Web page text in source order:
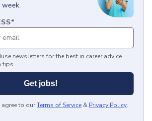
*
newsletters for the best in career advice
tips.
Get jobs!
to ourTerms of Service & Privacy Policy.